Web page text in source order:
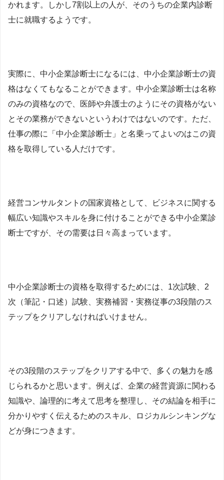
かれます。しかし7割以上の人が、そのうちの企業内診断
士に就職するようです。
実際に、中小企業診断士になるには、中小企業診断士の資
格はなくてもなることができます。 中小企業診断士は名称
のみの資格なので、医師や弁護士のようにその資格がない
とその業務ができないというわけではないのです。ただ、
仕事の際に「中小企業診断士」と名乗ってよいのはこの資
格を取得している人だけです。
経営コンサルタントの国家資格として、ビジネスに関する
幅広い知識やスキルを身に付けることができる中小企業診
断士ですが、その需要は日々高まっています。
中小企業診断士の資格を取得するためには、1次試験、2
次（筆記・口述）試験、実務補習・実務従事の3段階のス
テップをクリアしなければいけません。
その3段階のステップをクリアする中で、多くの魅力を感
じられるかと思います。例えば、 企業の経営資源に関わる
知識や、論理的に考えて思考を整理し、その結論を相手に
分かりやすく伝えるためのスキル、ロジカルシンキングな
どが身につきます。